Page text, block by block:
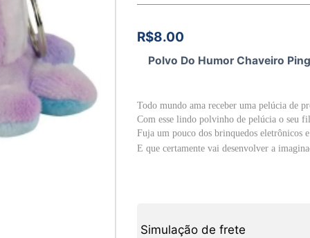
R$8.00
Polvo Do Humor Chaveiro
Todo mundo ama receber uma pelúcia de
Com esse lindo polvinho de pelúcia o seu
Fuja um pouco dos brinquedos eletrônicos
E que certamente vai desenvolver a
Simulação de frete